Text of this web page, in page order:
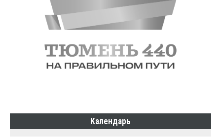
Календарь